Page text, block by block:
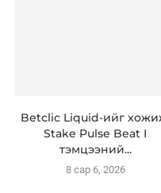
Betclic Liquid-ийг
Stake Pulse Beat I
тэмцээний...
8 сар 6, 2026